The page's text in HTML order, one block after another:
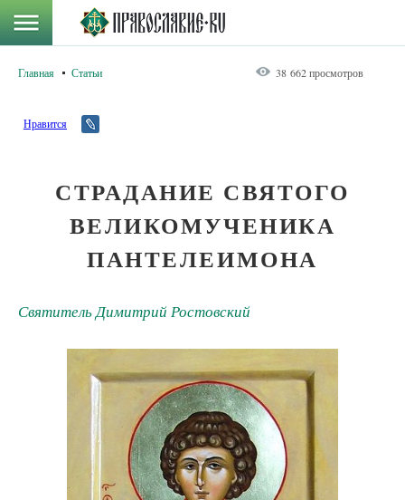
Главная Статьи 38 662 просмотров
Нравится
СТРАДАНИЕ СВЯТОГО
ВЕЛИКОМУЧЕНИКА
ПАНТЕЛЕИМОНА
Святитель Димитрий Ростовский